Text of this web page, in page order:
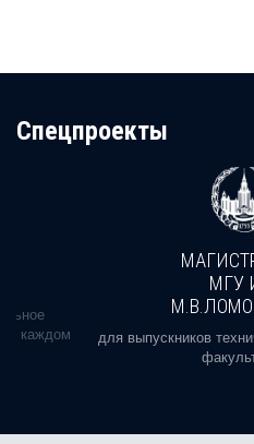
Cпецпроекты
в каждом
МГУ
для выпускников